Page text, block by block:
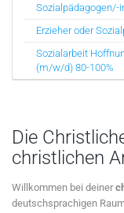
Erzieher oder
Sozialarbeit
(m/w/d) 80-100%
Die
christlichen
Willkommen bei deiner
deutschsprachigen